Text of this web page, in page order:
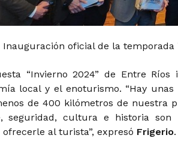
Inauguración oficial de la
“Invierno 2024” de Entre
local y el enoturismo. “Hay
de 400 kilómetros de nuestra
seguridad, cultura e historia son
ofrecerle al turista”, expresó Frigerio.